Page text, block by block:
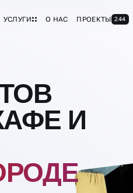
УСЛУГИ О НАС ПРОЕКТЫ 244
И